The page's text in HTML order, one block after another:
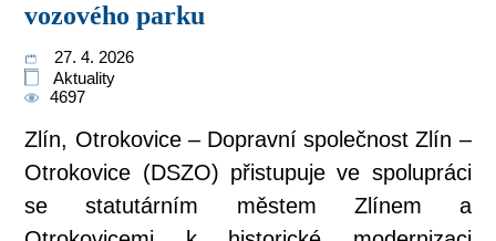
vozového parku
27. 4. 2026
Aktuality
4697
Zlín, Otrokovice – Dopravní společnost Zlín –
Otrokovice (DSZO) přistupuje ve spolupráci
se statutárním městem Zlínem a